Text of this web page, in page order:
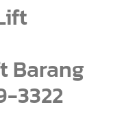
Barang
3322